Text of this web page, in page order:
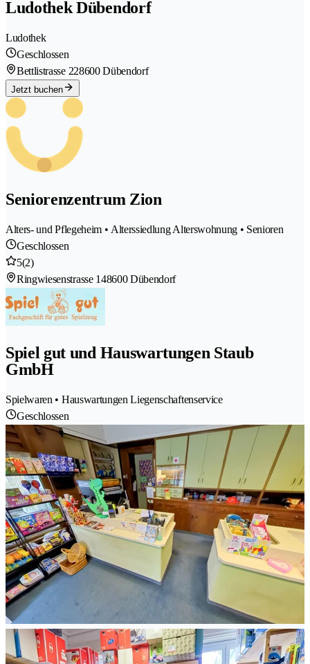
Ludothek Dübendorf
Ludothek
Geschlossen
Bettlistrasse 228600 Dübendorf
Jetzt buchen
Seniorenzentrum Zion
Alters- und Pflegeheim • Alterssiedlung Alterswohnung • Senioren
Geschlossen
5(2)
Ringwiesenstrasse 148600 Dübendorf
Spiel gut und Hauswartungen Staub
GmbH
Spielwaren • Hauswartungen Liegenschaftenservice
Geschlossen